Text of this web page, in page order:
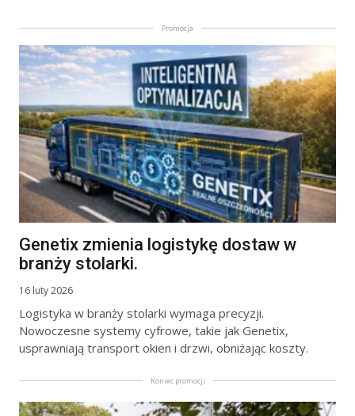
Promocja
Genetix zmienia logistykę dostaw w
branży stolarki.
16 luty 2026
Logistyka w branży stolarki wymaga precyzji.
Nowoczesne systemy cyfrowe, takie jak Genetix,
usprawniają transport okien i drzwi, obniżając koszty.
Koniec promocji